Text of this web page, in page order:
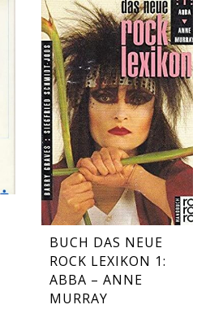
BUCH DAS NEUE
ROCK LEXIKON 1:
ABBA – ANNE
MURRAY